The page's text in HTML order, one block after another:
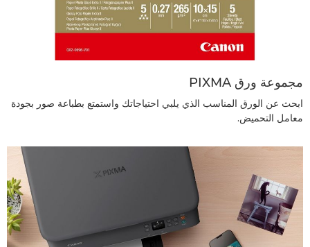
مجموعة ورق PIXMA
ابحث عن الورق المناسب الذي يلبي احتياجاتك واستمتع بطباعة صور بجودة
معامل التحميض.